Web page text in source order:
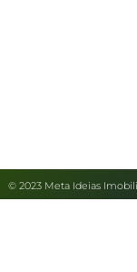
© 2023 Meta Ideias